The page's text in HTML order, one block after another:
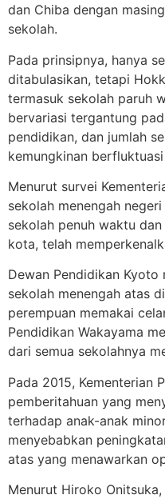
dan Chiba dengan
sekolah.
Pada prinsipnya, hanya
ditabulasikan, tetapi
termasuk sekolah paruh
bervariasi tergantung
pendidikan, dan jumlah
kemungkinan
Menurut survei
sekolah menengah
sekolah penuh waktu
kota, telah
Dewan Pendidikan
sekolah menengah atas
perempuan memakai
Pendidikan Wakayama
dari semua sekolahnya
Pada 2015, Kementerian
pemberitahuan yang
terhadap anak-anak
menyebabkan
atas yang menawarkan
Menurut Hiroko